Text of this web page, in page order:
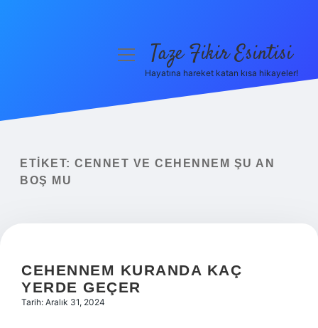
Yasal Uyarı
menüyüTaze Fikir Esintisi
Hayatına hareket katan kısa hikayeler!
ETIKET: CENNET VE CEHENNEM ŞU AN
BOŞ MU
CEHENNEM KURANDA KAÇ
YERDE GEÇER
Tarih: Aralık 31, 2024